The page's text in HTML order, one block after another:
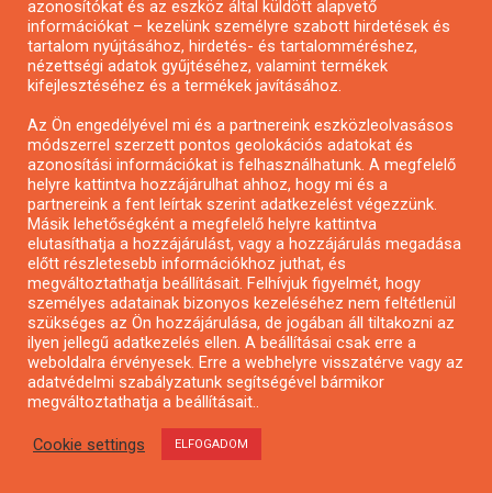
Pár perc kortárs – rövidfilm pályázat
azonosítókat és az eszköz által küldött alapvető
információkat – kezelünk személyre szabott hirdetések és
tartalom nyújtásához, hirdetés- és tartalomméréshez,
nézettségi adatok gyűjtéséhez, valamint termékek
kifejlesztéséhez és a termékek javításához.
Az Ön engedélyével mi és a partnereink eszközleolvasásos
módszerrel szerzett pontos geolokációs adatokat és
azonosítási információkat is felhasználhatunk. A megfelelő
helyre kattintva hozzájárulhat ahhoz, hogy mi és a
partnereink a fent leírtak szerint adatkezelést végezzünk.
Másik lehetőségként a megfelelő helyre kattintva
elutasíthatja a hozzájárulást, vagy a hozzájárulás megadása
előtt részletesebb információkhoz juthat, és
megváltoztathatja beállításait. Felhívjuk figyelmét, hogy
személyes adatainak bizonyos kezeléséhez nem feltétlenül
szükséges az Ön hozzájárulása, de jogában áll tiltakozni az
ilyen jellegű adatkezelés ellen. A beállításai csak erre a
weboldalra érvényesek. Erre a webhelyre visszatérve vagy az
adatvédelmi szabályzatunk segítségével bármikor
megváltoztathatja a beállításait..
Cookie settings ELFOGADOM